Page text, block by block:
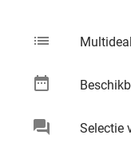
list Multideal
date_range
chat Selectie